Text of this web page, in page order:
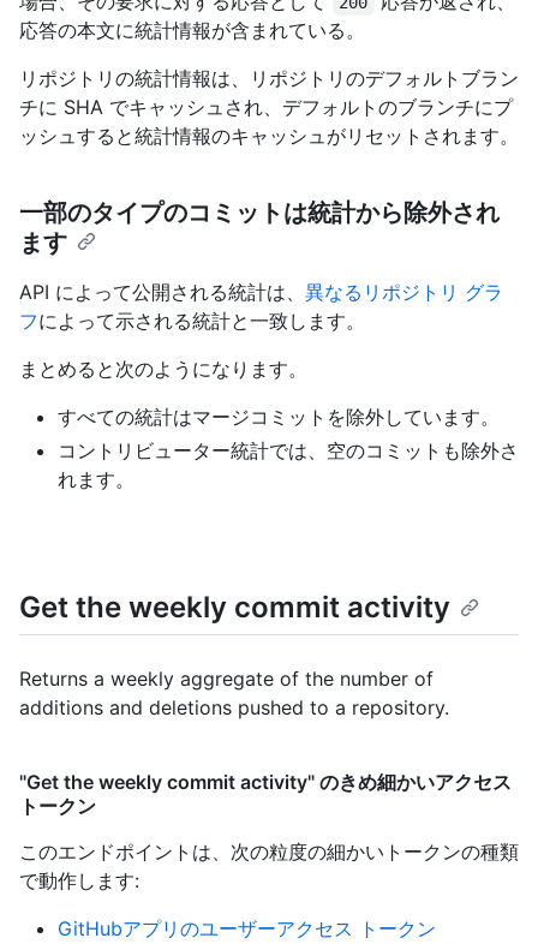
応答の本文に統計情報が含まれている。
リポジトリの統計情報は、リポジトリのデフォルトブラン
チに SHA でキャッシュされ、デフォルトのブランチにプ
ッシュすると統計情報のキャッシュがリセットされます。
一部のタイプのコミットは統計から除外され
ます
API によって公開される統計は、 異なるリポジトリ グラ
フによって示される統計と一致します。
まとめると次のようになります。
すべての統計はマージコミットを除外しています。
コントリビューター統計では、空のコミットも除外さ
れます。
Get the weekly commit activity
Returns a weekly aggregate of the number of
additions and deletions pushed to a repository.
"Get the weekly commit activity" のきめ細かいアクセス
トークン
このエンドポイントは、次の粒度の細かいトークンの種類
で動作します:
GitHubアプリのユーザーアクセス トークン